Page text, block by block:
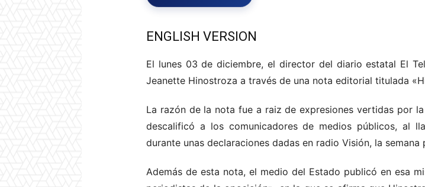
ENGLISH VERSION
El lunes 03 de diciembre, el director del diario estatal El
Jeanette Hinostroza a través de una nota editorial titulada
La razón de la nota fue a raiz de expresiones vertidas por
descalificó a los comunicadores de medios públicos, al
durante unas declaraciones dadas en radio Visión, la semana
Además de esta nota, el medio del Estado publicó en esa